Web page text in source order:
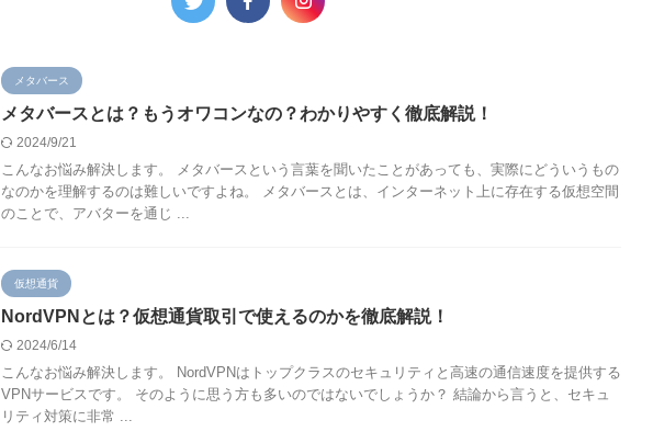
メタバース
メタバースとは？もうオワコンなの？わかりやすく徹底解説！
2024/9/21
こんなお悩み解決します。 メタバースという言葉を聞いたことがあっても、実際にどういうもの
なのかを理解するのは難しいですよね。 メタバースとは、インターネット上に存在する仮想空間
のことで、アバターを通じ ...
仮想通貨
NordVPNとは？仮想通貨取引で使えるのかを徹底解説！
2024/6/14
こんなお悩み解決します。 NordVPNはトップクラスのセキュリティと高速の通信速度を提供する
VPNサービスです。 そのように思う方も多いのではないでしょうか？ 結論から言うと、セキュ
リティ対策に非常 ...